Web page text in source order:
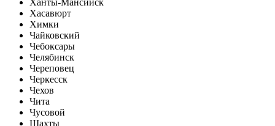
Хасавюрт
Химки
Чайковский
Чебоксары
Челябинск
Череповец
Черкесск
Чехов
Чита
Чусовой
Шахты